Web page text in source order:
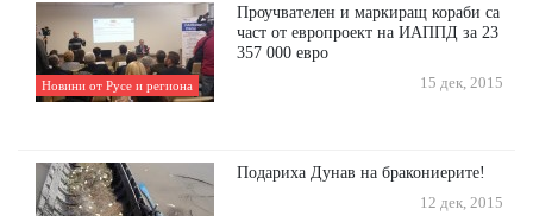
Новини от Русе и региона
Проучвателен и маркиращ кораби са
част от европроект на ИАППД за 23
357 000 евро
15 дек, 2015
Подариха Дунав на бракониерите!
12 дек, 2015